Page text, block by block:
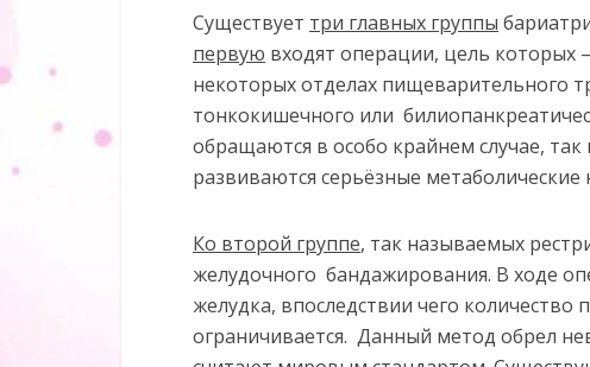
Существует три главных группы
первую входят операции, цель
некоторых отделах пищеварительного
тонкокишечного или
обращаются в особо крайнем случае,
развиваются серьёзные метаболические
Ко второй группе, так называемых
желудочного бандажирования. В ходе
желудка, впоследствии чего
ограничивается. Данный метод обрел